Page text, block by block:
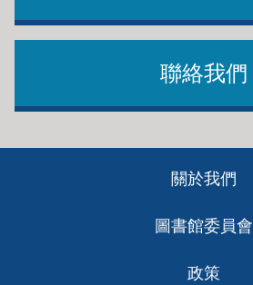
聯絡我們
關於我們
圖書館委員會
政策